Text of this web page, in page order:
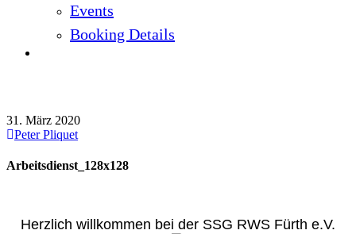
Events
Booking Details
31. März 2020
Peter Pliquet
Arbeitsdienst_128x128
Herzlich willkommen bei der SSG RWS Fürth e.V.